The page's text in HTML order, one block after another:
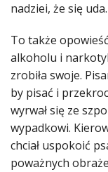
nadziei, że się
To także
alkoholu i
zrobiła swoje.
by pisać i
wyrwał się ze
wypadkowi.
chciał uspokoić
poważnych